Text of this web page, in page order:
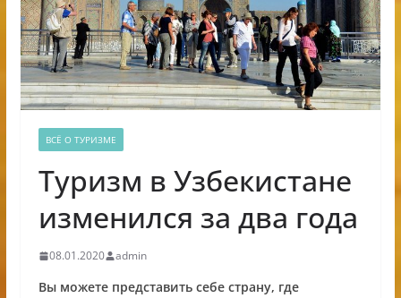
ВСЁ О ТУРИЗМЕ
Туризм в Узбекистане
изменился за два года
08.01.2020 admin
Вы можете представить себе страну, где